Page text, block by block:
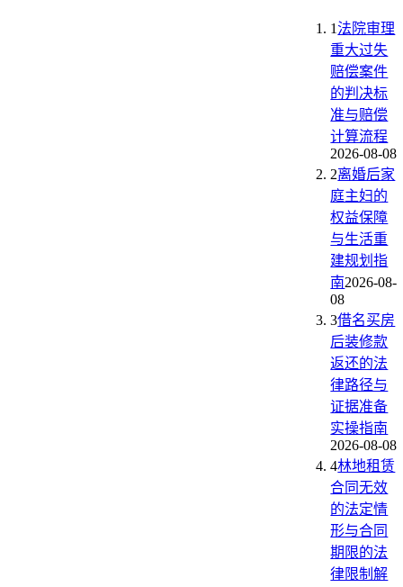
1法院审理
重大过失
赔偿案件
的判决标
准与赔偿
计算流程
2026-08-08
2离婚后家
庭主妇的
权益保障
与生活重
建规划指
南2026-08-
08
3借名买房
后装修款
返还的法
律路径与
证据准备
实操指南
2026-08-08
4林地租赁
合同无效
的法定情
形与合同
期限的法
律限制解